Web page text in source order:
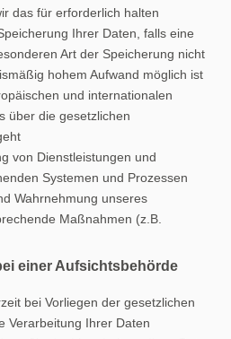
das für erforderlich halten
Ihrer Daten, falls eine
Art der Speicherung nicht
hohem Aufwand möglich ist
und internationalen
über die gesetzlichen
von Dienstleistungen und
Systemen und Prozessen
Wahrnehmung unseres
Maßnahmen (z.B.
einer Aufsichtsbehörde
bei Vorliegen der gesetzlichen
Verarbeitung Ihrer Daten